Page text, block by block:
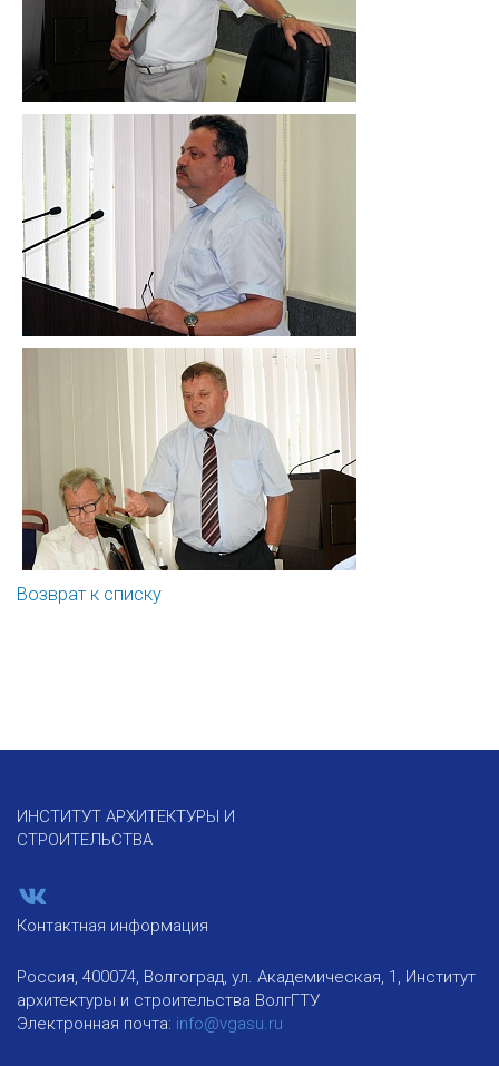
Возврат к списку
ИНСТИТУТ АРХИТЕКТУРЫ И
СТРОИТЕЛЬСТВА
Контактная информация
Россия, 400074, Волгоград, ул. Академическая, 1, Институт
архитектуры и строительства ВолгГТУ
Электронная почта: info@vgasu.ru